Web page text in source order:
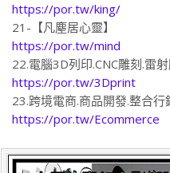
https://por.tw/king/
21-【凡塵居心靈】
https://por.tw/mind
22.電腦3D列印.CNC雕刻.雷
https://por.tw/3Dprint
23.跨境電商.商品開發.整合行
https://por.tw/Ecommerce